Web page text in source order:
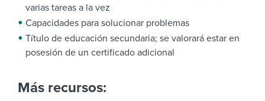
varias tareas a la vez
Capacidades para solucionar problemas
Título de educación secundaria; se valorará estar en
posesión de un certificado adicional
Más recursos: